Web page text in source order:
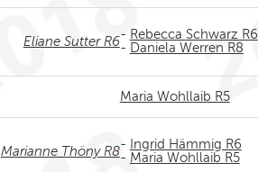
Eliane Sutter R6- Rebecca Schwarz R6
- Daniela Werren R8
Maria Wohllaib R5
Marianne Thöny R8-
Ingrid Hämmig R6
- Maria Wohllaib R5